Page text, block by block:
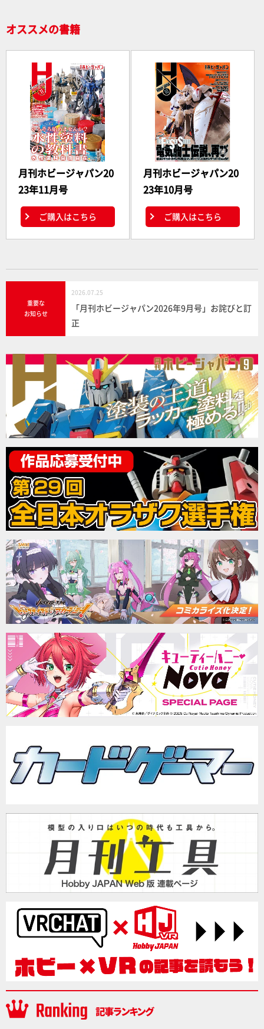
オススメの書籍
月刊ホビージャパン20
23年11月号
ご購入はこちら
月刊ホビージャパン20
23年10月号
ご購入はこちら
重要な
お知らせ
2026.07.25
「月刊ホビージャパン2026年9月号」お詫びと訂
正